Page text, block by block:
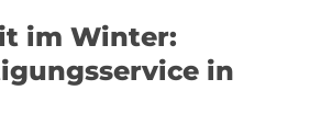
im Winter:
in